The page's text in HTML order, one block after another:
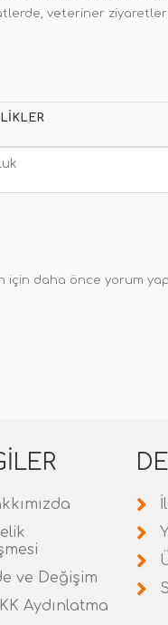
veteriner
için daha önce yorum
ve Değişim
Aydınlatma